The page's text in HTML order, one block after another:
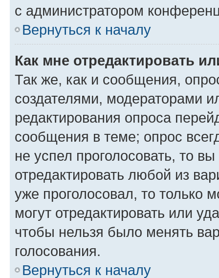
с администратором
Вернуться к началу
Как мне отредактировать
Так же, как и сообщения,
создателями, модераторами
редактирования опроса
сообщения в теме; опрос
не успел проголосовать, то
отредактировать любой из
уже проголосовал, то только
могут отредактировать или
чтобы нельзя было менять
голосования.
Вернуться к началу